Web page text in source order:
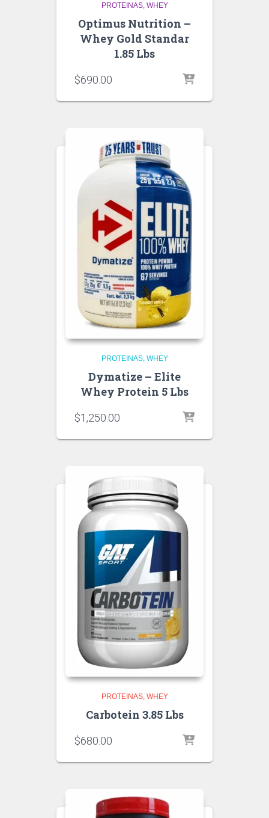
PROTEINAS WHEY
Optimus Nutrition –
Whey Gold Standar
1.85 Lbs
$690.00
PROTEINAS WHEY
Dymatize – Elite
Whey Protein 5 Lbs
$1,250.00
PROTEINAS WHEY
Carbotein 3.85 Lbs
$680.00